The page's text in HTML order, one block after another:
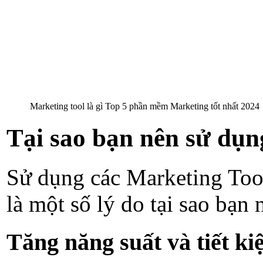
Marketing tool là gì Top 5 phần mềm Marketing tốt nhất 2024
Tại sao bạn nên sử
Sử dụng các Marketing
là một số lý do tại sao bạn
Tăng năng suất và tiết